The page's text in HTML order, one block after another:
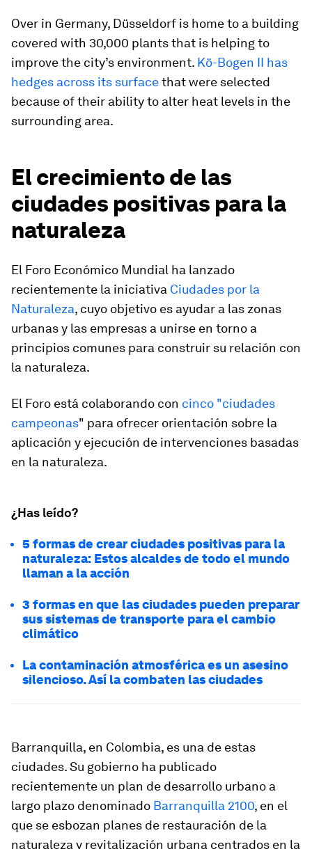
Over in Germany, Düsseldorf is home to a building
covered with 30,000 plants that is helping to
improve the city’s environment. Kö-Bogen II has
hedges across its surfacethat were selected
because of their ability to alter heat levels in the
surrounding area.
El crecimiento de las
ciudades positivas para la
naturaleza
El Foro Económico Mundial ha lanzado
recientemente la iniciativa Ciudades por la
Naturaleza, cuyo objetivo es ayudar a las zonas
urbanas y las empresas a unirse en torno a
principios comunes para construir su relación con
la naturaleza.
El Foro está colaborando con cinco "ciudades
campeonas" para ofrecer orientación sobre la
aplicación y ejecución de intervenciones basadas
en la naturaleza.
¿Has leído?
5 formas de crear ciudades positivas para la
naturaleza: Estos alcaldes de todo el mundo
llaman a la acción
3 formas en que las ciudades pueden preparar
sus sistemas de transporte para el cambio
climático
La contaminación atmosférica es un asesino
silencioso. Así la combaten las ciudades
Barranquilla, en Colombia, es una de estas
ciudades. Su gobierno ha publicado
recientemente un plan de desarrollo urbano a
largo plazo denominado Barranquilla 2100, en el
que se esbozan planes de restauración de la
naturaleza y revitalización urbana centrados en la